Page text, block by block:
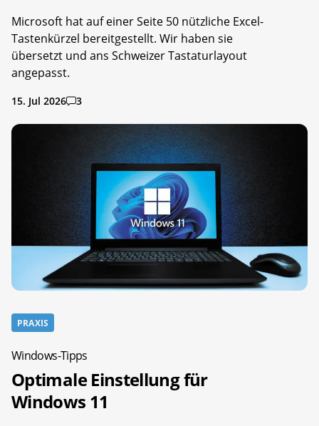
Microsoft hat auf einer Seite 50 nützliche Excel-
Tastenkürzel bereitgestellt. Wir haben sie
übersetzt und ans Schweizer Tastaturlayout
angepasst.
15. Jul 2026 3
PRAXIS
Windows-Tipps
Optimale Einstellung für
Windows 11